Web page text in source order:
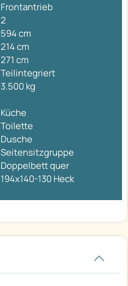
Frontantrieb
2
594 cm
214 cm
271 cm
Teilintegriert
3.500 kg
Küche
Toilette
Dusche
Seitensitzgruppe
Doppelbett quer
194x140-130 Heck